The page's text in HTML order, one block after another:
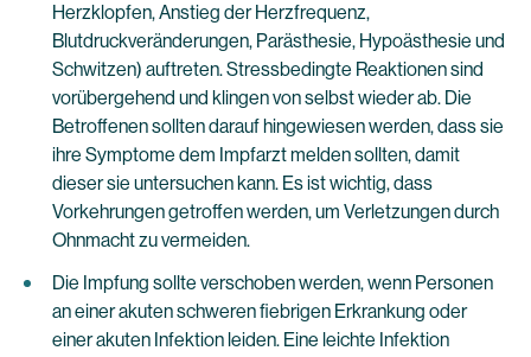
Herzklopfen, Anstieg der Herzfrequenz,
Blutdruckveränderungen, Parästhesie, Hypoästhesie und
Schwitzen) auftreten. Stressbedingte Reaktionen sind
vorübergehend und klingen von selbst wieder ab. Die
Betroffenen sollten darauf hingewiesen werden, dass sie
ihre Symptome dem Impfarzt melden sollten, damit
dieser sie untersuchen kann. Es ist wichtig, dass
Vorkehrungen getroffen werden, um Verletzungen durch
Ohnmacht zu vermeiden.
Die Impfung sollte verschoben werden, wenn Personen
an einer akuten schweren fiebrigen Erkrankung oder
einer akuten Infektion leiden. Eine leichte Infektion